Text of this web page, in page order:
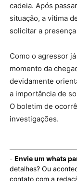
cadeia. Após
situação, a vítima
solicitar a presença
Como o agressor
momento da
devidamente
a importância de
O boletim de
investigações.
- Envie um whats
detalhes? Ou
contato com a